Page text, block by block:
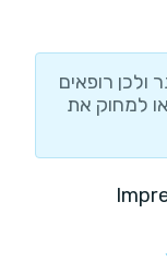
ולכן רופאים
למחוק את